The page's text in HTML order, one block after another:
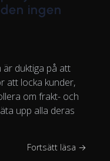
ingen
duktiga på att
att locka kunder,
om frakt- och
upp alla deras
Fortsätt läsa →